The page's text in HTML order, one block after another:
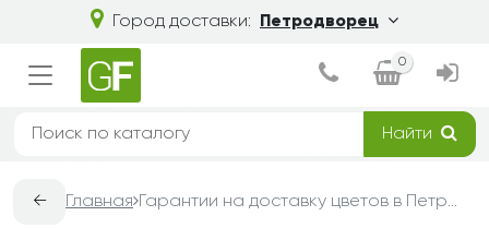
Город доставки: Петродворец
0
Найти
← Главная Гарантии на доставку цветов в Петродворце — Grand-Flora